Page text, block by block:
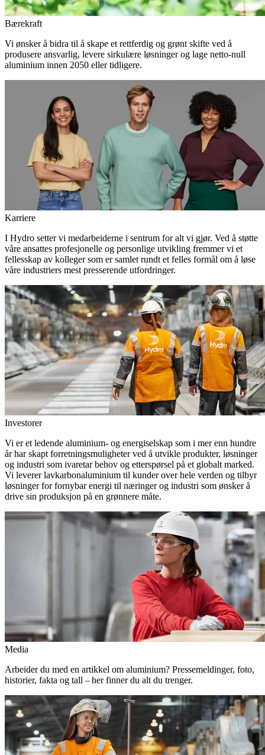
Bærekraft
Vi ønsker å bidra til å skape et rettferdig og grønt skifte ved å
produsere ansvarlig, levere sirkulære løsninger og lage netto-null
aluminium innen 2050 eller tidligere.
Karriere
I Hydro setter vi medarbeiderne i sentrum for alt vi gjør. Ved å støtte
våre ansattes profesjonelle og personlige utvikling fremmer vi et
fellesskap av kolleger som er samlet rundt et felles formål om å løse
våre industriers mest presserende utfordringer.
Investorer
Vi er et ledende aluminium- og energiselskap som i mer enn hundre
år har skapt forretningsmuligheter ved å utvikle produkter, løsninger
og industri som ivaretar behov og etterspørsel på et globalt marked.
Vi leverer lavkarbonaluminium til kunder over hele verden og tilbyr
løsninger for fornybar energi til næringer og industri som ønsker å
drive sin produksjon på en grønnere måte.
Media
Arbeider du med en artikkel om aluminium? Pressemeldinger, foto,
historier, fakta og tall – her finner du alt du trenger.